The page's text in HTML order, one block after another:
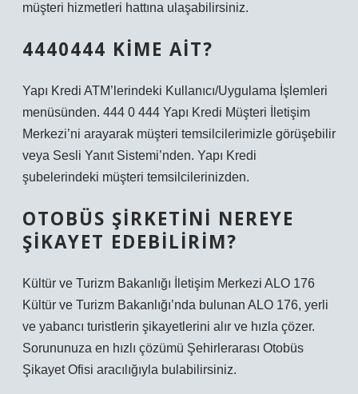
müşteri hizmetleri hattına ulaşabilirsiniz.
4440444 KIME AIT?
Yapı Kredi ATM’lerindeki Kullanıcı/Uygulama İşlemleri
menüsünden. 444 0 444 Yapı Kredi Müşteri İletişim
Merkezi’ni arayarak müşteri temsilcilerimizle görüşebilir
veya Sesli Yanıt Sistemi’nden. Yapı Kredi
şubelerindeki müşteri temsilcilerinizden.
OTOBÜS ŞIRKETINI NEREYE
ŞIKAYET EDEBILIRIM?
Kültür ve Turizm Bakanlığı İletişim Merkezi ALO 176
Kültür ve Turizm Bakanlığı’nda bulunan ALO 176, yerli
ve yabancı turistlerin şikayetlerini alır ve hızla çözer.
Sorununuza en hızlı çözümü Şehirlerarası Otobüs
Şikayet Ofisi aracılığıyla bulabilirsiniz.